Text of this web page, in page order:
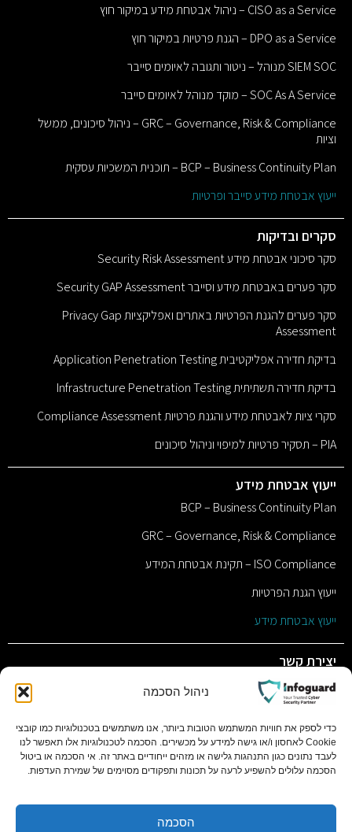
ניהול הסכמה
כדי לספק את חוויות המשתמש הטובות ביותר, אנו משתמשים בטכנולוגיות כמו קובצי
Cookie לאחסון ו/או גישה למידע על מכשירים. הסכמה לטכנולוגיות אלו תאפשר לנו
לעבד נתונים כגון התנהגות גלישה או מזהים ייחודיים באתר זה. אי הסכמה או ביטול
הסכמה עלולים להשפיע לרעה על תכונות ותפקודים מסוימים של שמירת העדפות.
הסכמה
CISO as a Service – ניהול אבטחת מידע במיקור חוץ
DPO as a Service – הגנת פרטיות במיקור חוץ
SIEM SOC מנוהל – ניטור ותגובה לאיומים סייבר
SOC As A Service – מוקד מנוהל לאיומים סייבר
GRC – Governance, Risk & Compliance – ניהול סיכונים, ממשל
וציות
BCP – Business Continuity Plan – תוכנית המשכיות עסקית
ייעוץ אבטחת מידע סייבר ופרטיות
סקרים ובדיקות
סקר סיכוני אבטחת מידע Security Risk Assessment
סקר פערים באבטחת מידע וסייבר Security GAP Assessment
סקר פערים להגנת הפרטיות באתרים ואפליקציות Privacy Gap
Assessment
בדיקת חדירה אפליקטיבית Application Penetration Testing
בדיקת חדירה תשתיתית Infrastructure Penetration Testing
סקרי ציות לאבטחת מידע והגנת פרטיות Compliance Assessment
PIA – תסקיר פרטיות למיפוי וניהול סיכונים
ייעוץ אבטחת מידע
BCP – Business Continuity Plan
GRC – Governance, Risk & Compliance
ISO Compliance – תקינת אבטחת המידע
ייעוץ הגנת הפרטיות
ייעוץ אבטחת מידע
יצירת קשר
sales@infoguard.co.il
077-9011117
השחם 1 פתח תקווה, 4951701 ת.ד 11058 בסר סיטי בניין C
קומה 1